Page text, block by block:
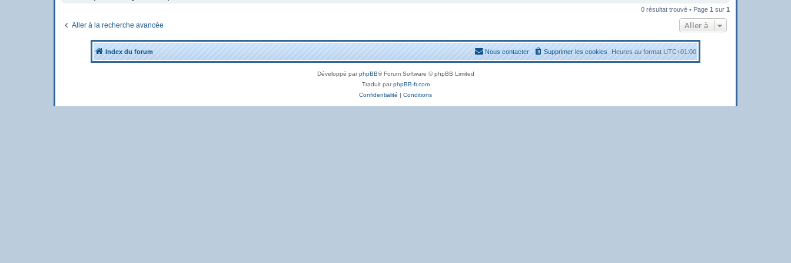
0 résultat trouvé • Page 1 sur 1
Aller à la recherche avancée Aller à
Index du forum Heures au formatUTC+01:00
Supprimer les cookies
Nous contacter
Développé parphpBB® Forum Software © phpBB Limited
Traduit parphpBB-fr.com
Confidentialité | Conditions